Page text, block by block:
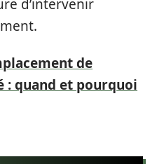
d’intervenir
de
: quand et pourquoi